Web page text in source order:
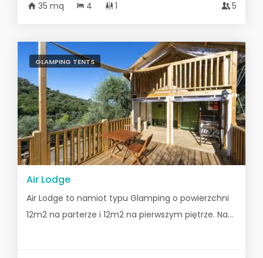
35 mq 4 1 5
GLAMPING TENTS
Air Lodge
Air Lodge to namiot typu Glamping o powierzchni
12m2 na parterze i 12m2 na pierwszym piętrze. Na...